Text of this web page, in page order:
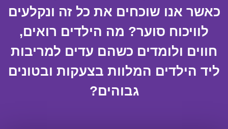
כאשר אנו שוכחים את כל זה ונקלעים
לוויכוח סוער? מה הילדים רואים,
חווים ולומדים כשהם עדים למריבות
ליד הילדים המלוות בצעקות ובטונים
גבוהים?